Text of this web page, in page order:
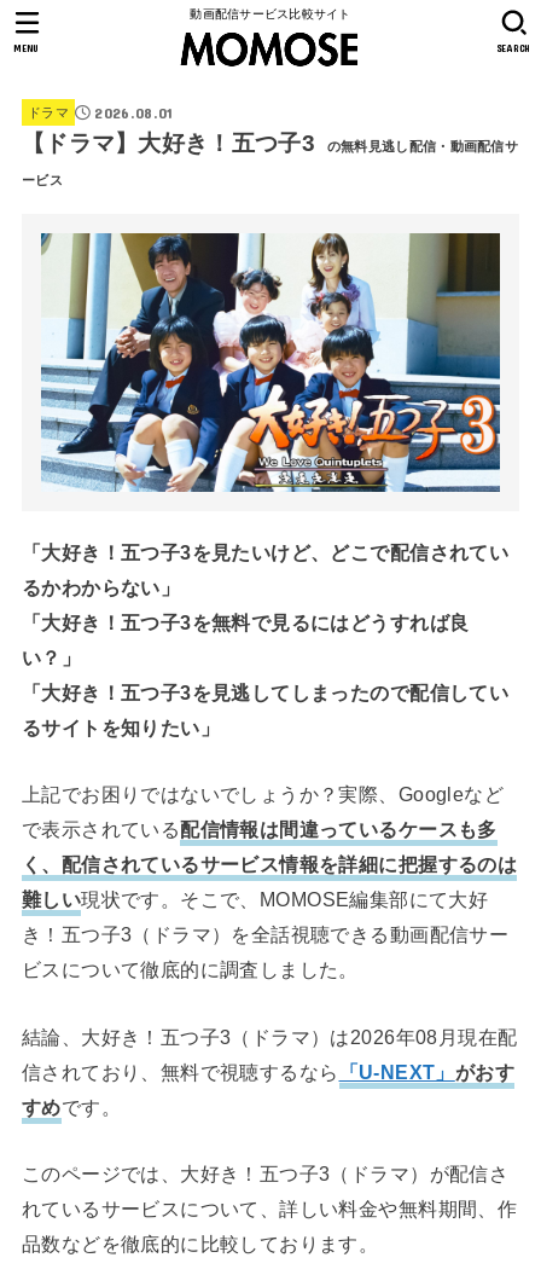
動画配信サービス比較サイト
SEARCH
MENU
ドラマ 2026.08.01
【ドラマ】大好き！五つ子3 の無料見逃し配信・動画配信サ
ービス
「大好き！五つ子3を見たいけど、どこで配信されてい
るかわからない」
「大好き！五つ子3を無料で見るにはどうすれば良
い？」
「大好き！五つ子3を見逃してしまったので配信してい
るサイトを知りたい」
上記でお困りではないでしょうか？実際、Googleなど
で表示されている配信情報は間違っているケースも多
く、配信されているサービス情報を詳細に把握するのは
難しい現状です。そこで、MOMOSE編集部にて大好
き！五つ子3（ドラマ）を全話視聴できる動画配信サー
ビスについて徹底的に調査しました。
結論、大好き！五つ子3（ドラマ）は2026年08月現在配
信されており、無料で視聴するなら
「U-NEXT」 がおす
すめです。
このページでは、大好き！五つ子3（ドラマ）が配信さ
れているサービスについて、詳しい料金や無料期間、作
品数などを徹底的に比較しております。